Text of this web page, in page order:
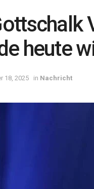
heute
18, 2025 in Nachricht